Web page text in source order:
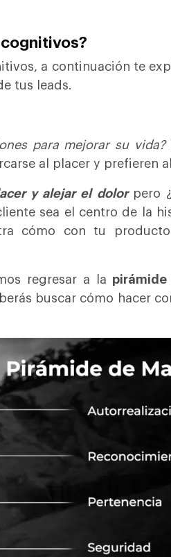
a continuación te
tus leads.
para mejorar su vida?
al placer y prefieren
y alejar el dolor pero
sea el centro de la
cómo con tu
regresar a la
buscar cómo hacer